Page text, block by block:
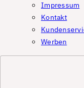
Impressum
Kontakt
Werben